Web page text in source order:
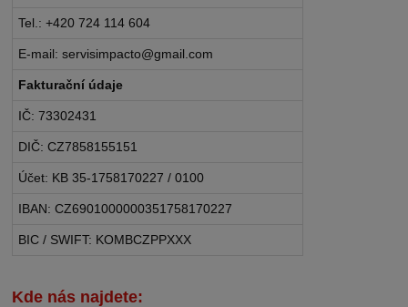
Tel.: +420 724 114 604
E-mail: servisimpacto@gmail.com
Fakturační údaje
IČ: 73302431
DIČ: CZ7858155151
Účet: KB 35-1758170227 / 0100
IBAN: CZ6901000000351758170227
BIC / SWIFT: KOMBCZPPXXX
Kde nás najdete: